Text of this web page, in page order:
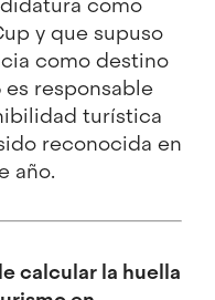
y que supuso
como destino
es responsable
turística
reconocida en
año.
calcular la huella